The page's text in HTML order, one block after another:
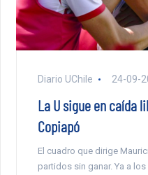
Diario UChile 24-09-
La U sigue en caída
Copiapó
El cuadro que dirige
partidos sin ganar. Ya a